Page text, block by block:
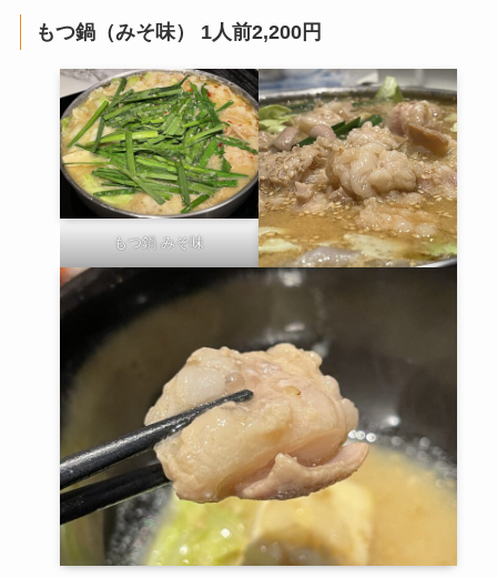
もつ鍋（みそ味） 1人前2,200円
もつ鍋 みそ味